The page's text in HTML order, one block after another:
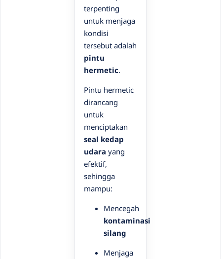
terpenting
untuk menjaga
kondisi
tersebut adalah
pintu
hermetic.
Pintu hermetic
dirancang
untuk
menciptakan
seal kedap
udara yang
efektif,
sehingga
mampu:
Mencegah
kontaminasi
silang
Menjaga